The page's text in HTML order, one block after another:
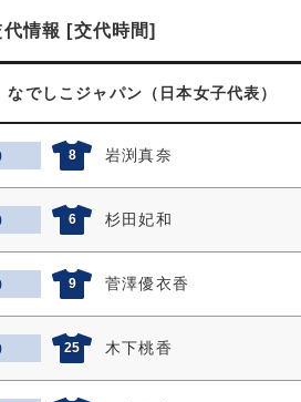
情報 [交代時間]
なでしこジャパン（日本女子代表）
8 岩渕真奈
6 杉田妃和
9 菅澤優衣香
25 木下桃香